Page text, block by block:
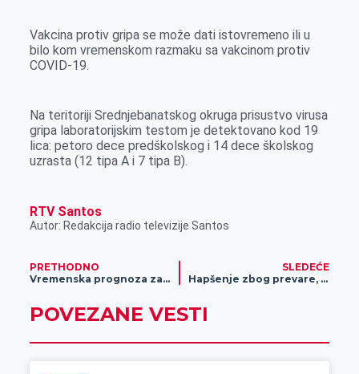
Vakcina protiv gripa se može dati istovremeno ili u
bilo kom vremenskom razmaku sa vakcinom protiv
COVID-19.
Na teritoriji Srednjebanatskog okruga prisustvo virusa
gripa laboratorijskim testom je detektovano kod 19
lica: petoro dece predškolskog i 14 dece školskog
uzrasta (12 tipa A i 7 tipa B).
RTV Santos
Autor: Redakcija radio televizije Santos
PRETHODNO
Vremenska prognoza za 9. mart
SLEDEĆE
Hapšenje zbog prevare, oštetio osobe za 6 miliona dinara!
POVEZANE VESTI